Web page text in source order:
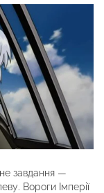
завдання —
Вороги Імперії